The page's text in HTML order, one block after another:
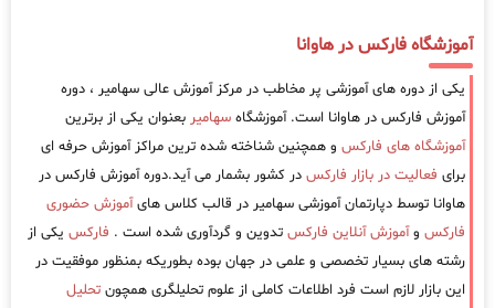
آموزشگاه فارکس در هاوانا
یکی از دوره های آموزشی پر مخاطب در مرکز آموزش عالی سهامیر ، دوره
آموزش فارکس در هاوانا است. آموزشگاه سهامیر بعنوان یکی از برترین
آموزشگاه های فارکس و همچنین شناخته شده ترین مراکز آموزش حرفه ای
برای فعالیت در بازار فارکس در کشور بشمار می آید.دوره آموزش فارکس در
هاوانا توسط دپارتمان آموزشی سهامیر در قالب کلاس هایآموزش حضوری
فارکس وآموزش آنلاین فارکس تدوین و گردآوری شده است . فارکس یکی از
رشته های بسیار تخصصی و علمی در جهان بوده بطوریکه بمنظور موفقیت در
این بازار لازم است فرد اطلاعات کاملی از علوم تحلیلگری همچون تحلیل